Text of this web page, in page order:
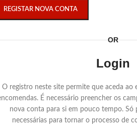
REGISTAR NOVA CONTA
OR
Login
O registro neste site permite que aceda ao
É necessário preencher os
nova conta para si em pouco tempo. Só
necessárias para tornar o processo de